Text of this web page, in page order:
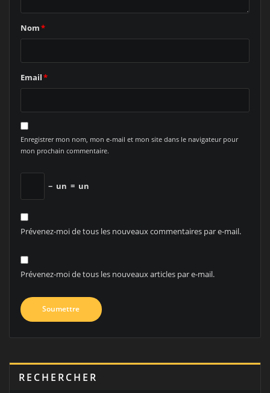
Nom*
Email*
Enregistrer mon nom, mon e-mail et mon site dans le navigateur pour
mon prochain commentaire.
− un = un
Prévenez-moi de tous les nouveaux commentaires par e-mail.
Prévenez-moi de tous les nouveaux articles par e-mail.
RECHERCHER